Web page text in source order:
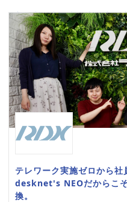
テレワーク実施ゼロから社
desknet's NEOだからこ
換。